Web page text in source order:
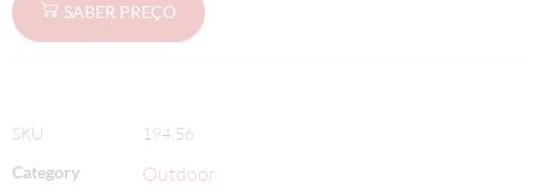
SABER PREÇO
SKU
194.56
Category
Outdoor